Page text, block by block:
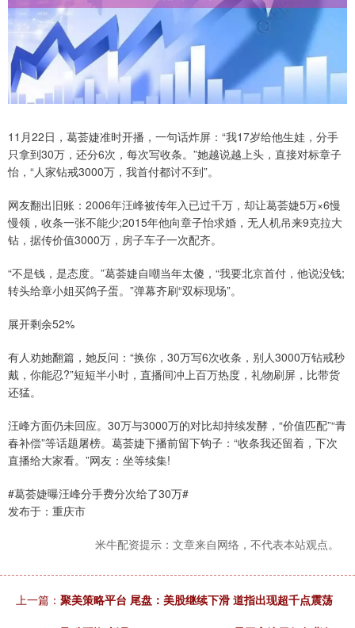
11月22日，葛荟婕准时开播，一句话炸屏：“我17岁给他生娃，分手
只拿到30万，还分6次，每次写收条。”她越说越上头，直接对标章子
怡，“人家钻戒3000万，我首付都讨不到”。
网友翻出旧账：2006年汪峰被传年入已过千万，却让葛荟婕5万×6慢
慢领，收条一张不能少;2015年他向章子怡求婚，无人机吊来9克拉大
钻，据传价值3000万，房子车子一次配齐。
“不是钱，是态度。”葛荟婕自嘲当年太傻，“我要北京首付，他说没钱;
转头给章小姐买鸽子蛋。”弹幕齐刷“双标现场”。
展开剩余52%
有人劝她翻篇，她反问：“换你，30万写6次收条，别人3000万钻戒秒
戴，你能忍?”短短半小时，直播间冲上百万热度，礼物刷屏，比带货
还猛。
汪峰方面仍未回应。30万与3000万的对比却持续发酵，“价值匹配”“青
春补偿”等话题屠榜。葛荟婕下播前留下钩子：“收条我还留着，下次
直播给大家看。”网友：坐等续集!
#葛荟婕曝汪峰分手费分次给了30万#
发布于：重庆市
米牛配资提示：文章来自网络，不代表本站观点。
上一篇： 聚美策略平台 尾盘：美股继续下滑 道指出现超千点震荡